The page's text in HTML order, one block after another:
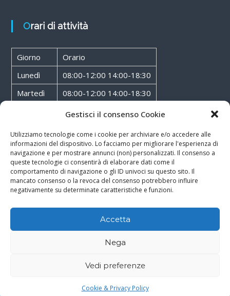
Gestisci il consenso Cookie
Utilizziamo tecnologie come i cookie per archiviare e/o accedere alle
informazioni del dispositivo. Lo facciamo per migliorare l'esperienza di
navigazione e per mostrare annunci (non) personalizzati. Il consenso a
queste tecnologie ci consentirà di elaborare dati come il
comportamento di navigazione o gli ID univoci su questo sito. Il
mancato consenso o la revoca del consenso potrebbero influire
negativamente su determinate caratteristiche e funzioni.
Accetta
Nega
Vedi preferenze
Cookie & Privacy Policy
Orari di attività
Giorno
Orario
Lunedì
08:00-12:00 14:00-18:30
Martedì
08:00-12:00 14:00-18:30
08:00-12:00 14:00-18:30
Giovedì
08:00-12:00 14:00-18:30
Venerdì
08:00-12:00 14:00-18:30
Sabato
08:00-12:00
Rossoxweb
Email Phone